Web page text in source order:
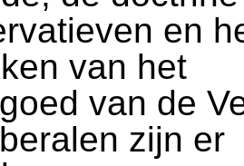
en
van het
van de
zijn er